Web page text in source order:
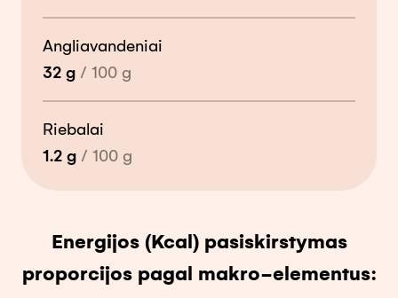
Angliavandeniai
32 g / 100 g
Riebalai
1.2 g / 100 g
Energijos (Kcal) pasiskirstymas
proporcijos pagal makro-elementus: